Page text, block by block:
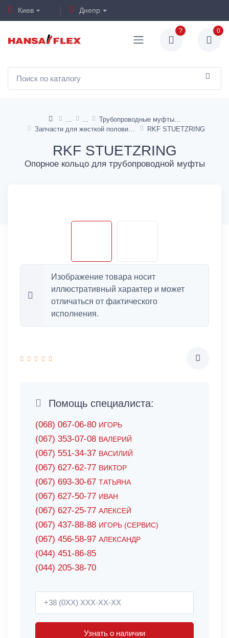
Киев Днепр
? 0
Трубопроводные муфты
Запчасти для жесткой половины
RKF STUETZRING
RKF STUETZRING
Опорное кольцо для трубопроводной муфты
Изображение товара носит
иллюстративный характер и может
отличаться от фактического
исполнения.
Помощь специалиста:
(068) 067-06-80 ИГОРЬ
(067) 353-07-08 ВАЛЕРИЙ
(067) 551-34-37 ВАСИЛИЙ
(067) 627-62-77 ВИКТОР
(067) 693-30-67 ТАТЬЯНА
(067) 627-50-77 ИВАН
(067) 627-25-77 АЛЕКСЕЙ
(067) 437-88-88 ИГОРЬ (СЕРВИС)
(067) 456-58-97 АЛЕКСАНДР
(044) 451-86-85
(044) 205-38-70
Узнать о наличии